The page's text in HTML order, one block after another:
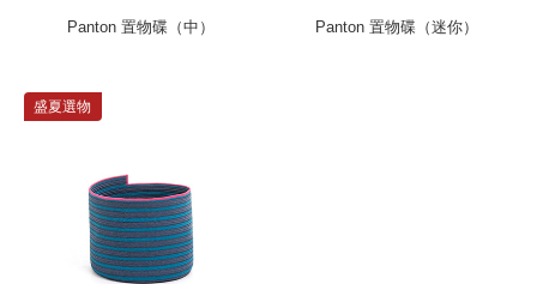
Panton 置物碟（中） Panton 置物碟（迷你）
盛夏選物